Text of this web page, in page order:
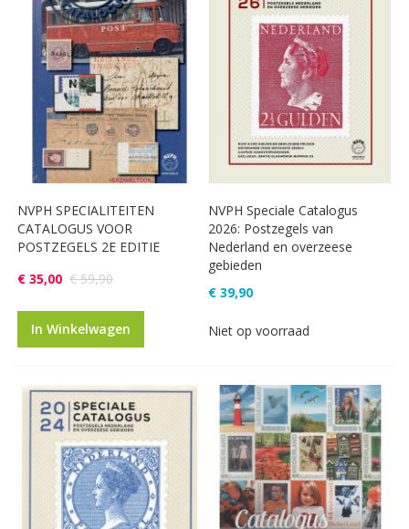
NVPH SPECIALITEITEN
CATALOGUS VOOR
POSTZEGELS 2E EDITIE
€ 35,00 € 59,90
In Winkelwagen
NVPH Speciale Catalogus
2026: Postzegels van
Nederland en overzeese
gebieden
€ 39,90
Niet op voorraad